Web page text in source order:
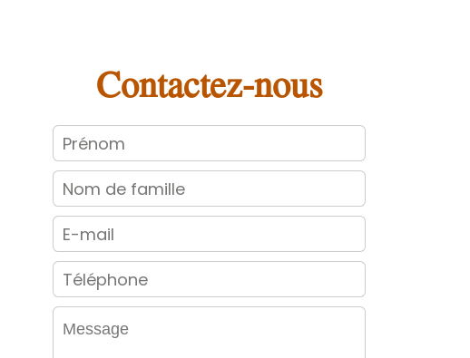
Contactez-nous